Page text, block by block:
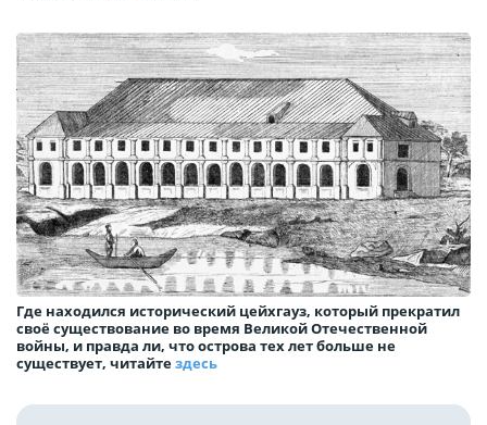
Где находился исторический цейхгауз, который прекратил
своё существование во время Великой Отечественной
войны, и правда ли, что острова тех лет больше не
существует, читайтездесь